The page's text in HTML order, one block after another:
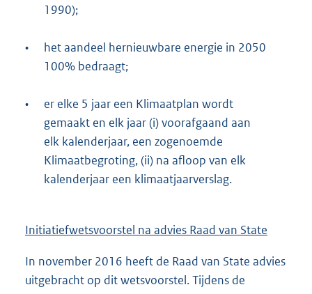
1990);
•
het aandeel hernieuwbare energie in 2050
100% bedraagt;
•
er elke 5 jaar een Klimaatplan wordt
gemaakt en elk jaar (i) voorafgaand aan
elk kalenderjaar, een zogenoemde
Klimaatbegroting, (ii) na afloop van elk
kalenderjaar een klimaatjaarverslag.
Initiatiefwetsvoorstel na advies Raad van State
In november 2016 heeft de Raad van State advies
uitgebracht op dit wetsvoorstel. Tijdens de